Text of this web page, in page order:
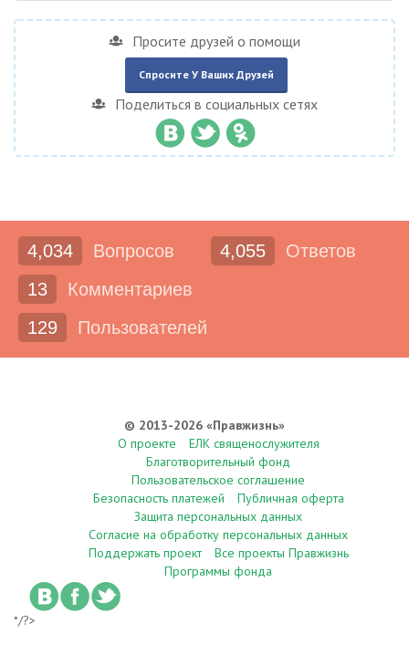
Просите друзей о помощи
Спросите У Ваших Друзей
Поделиться в социальных сетях
4,034 Вопросов 4,055
Ответов
13
Комментариев
129
Пользователей
© 2013-2026 «Правжизнь»
О проекте
ЕЛК священослужителя
Благотворительный фонд
Пользовательское соглашение
Безопасность платежей
Публичная оферта
Защита персональных данных
Согласие на обработку персональных данных
Поддержать проект
Все проекты Правжизнь
Программы фонда
*/?>